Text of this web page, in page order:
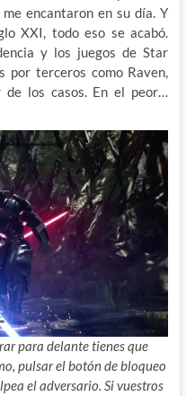
encantaron en su día. Y
XXI, todo eso se acabó.
y los juegos de Star
por terceros como Raven,
los casos. En el peor…
para delante tienes que
pulsar el botón de bloqueo
el adversario. Si vuestros